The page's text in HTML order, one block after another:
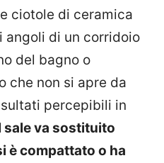
ciotole di ceramica
angoli di un corridoio
del bagno o
che non si apre da
percepibili in
sale va sostituito
è compattato o ha